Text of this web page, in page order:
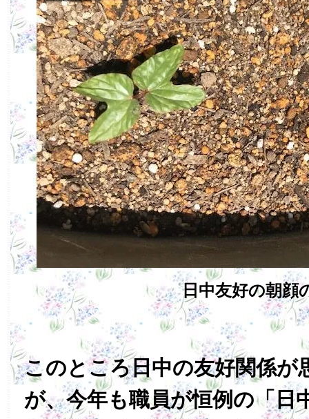
日中友好の朝顔
このところ日中の友好関係が
が、今年も職員が恒例の「日